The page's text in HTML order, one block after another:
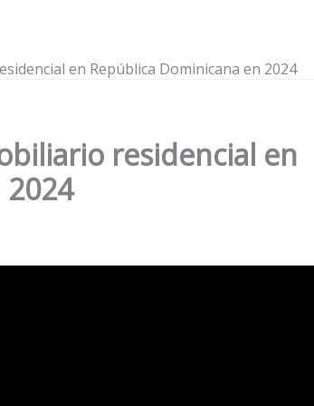
en República Dominicana en 2024
residencial en